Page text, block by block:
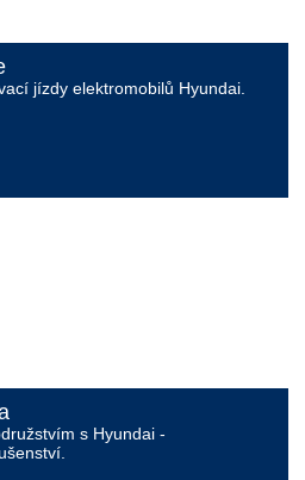
jízdy elektromobilů Hyundai.
s Hyundai -